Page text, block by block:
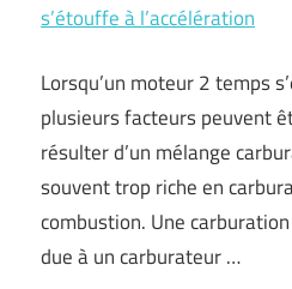
s’étouffe à l’accélération
Lorsqu’un moteur 2 temps
plusieurs facteurs peuvent
résulter d’un mélange
souvent trop riche en
combustion. Une
due à un carburateur …